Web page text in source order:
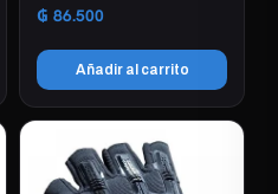
₲ 86.500
Añadir al carrito